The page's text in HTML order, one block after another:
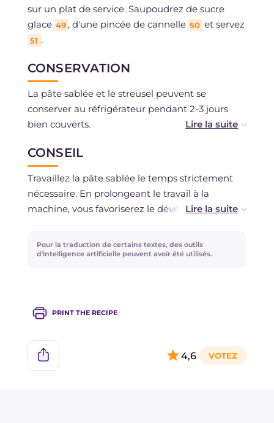
sur un plat de service. Saupoudrez de sucre
glace 49 , d'une pincée de cannelle 50 et servez
51 .
CONSERVATION
La pâte sablée et le streusel peuvent se
conserver au réfrigérateur pendant 2-3 jours
bien couverts.
La confiture peut se conserver au réfrigérateur
pendant 10 jours, placée dans un bocal.
La tarte cuite se conserve à température
ambiante, sous une cloche en verre, pendant 2-
CONSEIL
Travaillez la pâte sablée le temps strictement
nécessaire. En prolongeant le travail à la
machine, vous favoriserez le développement du
friable.
sablée parfaite qui n'a pas besoin d'être piquée
billes en céramique, pour la cuisson à blanc.
Pour la traduction de certains textes, des outils
d'intelligence artificielle peuvent avoir été utilisés.
PRINT THE RECIPE
4,6